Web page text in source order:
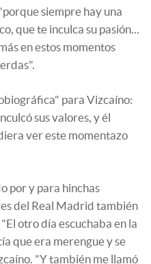
siempre hay una
que te inculca su pasión...
en estos momentos
para Vizcaíno:
sus valores, y él
ver este momentazo
por y para hinchas
del Real Madrid también
otro día escuchaba en la
que era merengue y se
"Y también me llamó